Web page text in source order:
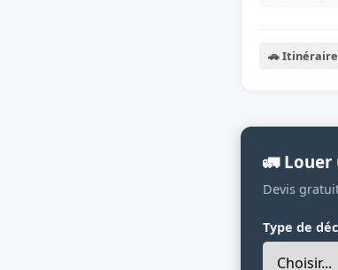
🚗 Itinéraire
🚛 Louer
Devis
Type de